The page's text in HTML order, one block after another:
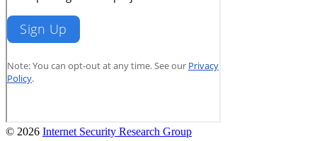
© 2026 Internet Security Research Group